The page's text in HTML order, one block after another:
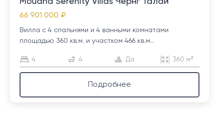
66 901 000 ₽
Вилла с 4 спальнями и 4 ванными комнатами
площадью 360 кв.м. и участком 466 кв.м...
4 4 Да 360 м²
Подробнее